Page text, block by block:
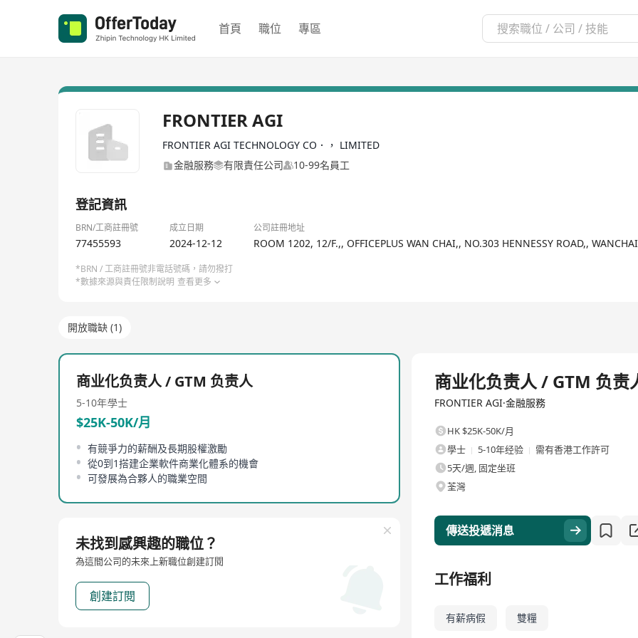
首頁 職位 專區
FRONTIER AGI
FRONTIER AGI TECHNOLOGY CO．， LIMITED
金融服務
有限責任公司 10-99名員工
登記資訊
BRN/工商註冊號 成立日期 公司註冊地址
77455593 2024-12-12 ROOM 1202, 12/F.,, OFFICEPLUS WAN CHAI,, NO.303 HENNESSY ROAD,,
*BRN / 工商註冊號非電話號碼，請勿撥打
*數據來源與責任限制說明 查看更多
開放職缺 (1)
商业化负责人 / GTM 负责人
5-10年學士
$25K-50K/月
有競爭力的薪酬及長期股權激勵
從0到1搭建企業軟件商業化體系的機會
可發展為合夥人的職業空間
未找到感興趣的職位？
為這間公司的未來上新職位創建訂閱
創建訂閱
商业化负责人 / GTM 负责
FRONTIER AGI·金融服務
HK $25K-50K/月
學士
5-10年经验
需有香港工作許可
5天/週, 固定坐班
荃灣
傳送投遞消息
工作福利
有薪病假 雙糧